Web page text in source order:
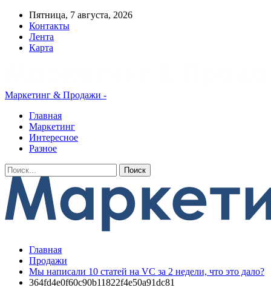
Пятница, 7 августа, 2026
Контакты
Лента
Карта
Маркетинг & Продажи -
Главная
Маркетинг
Интересное
Разное
Главная
Продажи
Мы написали 10 статей на VC за 2 недели, что это дало?
364fd4e0f60c90b11822f4e50a91dc81